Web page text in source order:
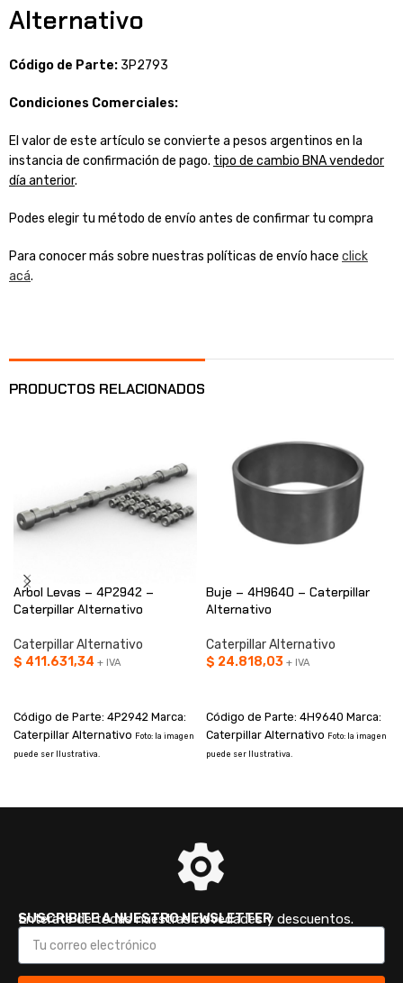
Alternativo
Código de Parte: 3P2793
Condiciones Comerciales:
El valor de este artículo se convierte a pesos argentinos en la
instancia de confirmación de pago. tipo de cambio BNA vendedor
día anterior.
Podes elegir tu método de envío antes de confirmar tu compra
Para conocer más sobre nuestras políticas de envío hace click
acá.
PRODUCTOS RELACIONADOS
Arbol Levas – 4P2942 –
Caterpillar Alternativo
Caterpillar Alternativo
$ 411.631,34 + IVA
Código de Parte: 4P2942 Marca:
Caterpillar Alternativo Foto: la imagen
puede ser Ilustrativa.
Buje – 4H9640 – Caterpillar
Alternativo
Caterpillar Alternativo
$ 24.818,03 + IVA
Código de Parte: 4H9640 Marca:
Caterpillar Alternativo Foto: la imagen
puede ser Ilustrativa.
SUSCRIBITE A NUESTRO NEWSLETTER
Enterate de todas nuestras novedades y descuentos.